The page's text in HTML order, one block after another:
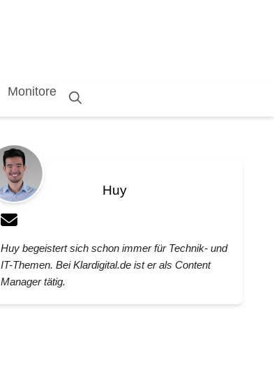
Monitore
Huy
Huy begeistert sich schon immer für Technik- und
IT-Themen. Bei Klardigital.de ist er als Content
Manager tätig.